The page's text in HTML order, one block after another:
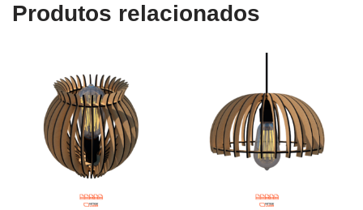
Produtos relacionados